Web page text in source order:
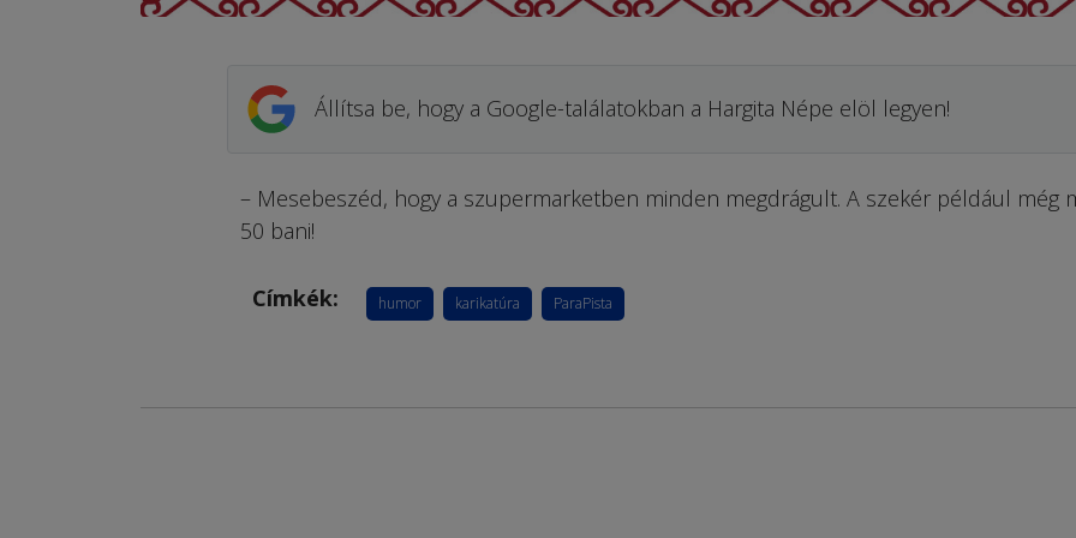
Állítsa be, hogy a Google-találatokban a Hargita Népe elöl legyen!
– Mesebeszéd, hogy a szupermarketben minden megdrágult. A szekér például még
50 bani!
Címkék: humor karikatúra ParaPista